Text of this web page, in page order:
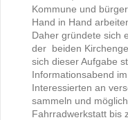
Kommune und
Hand in Hand
Daher gründete sich
der beiden
sich dieser Aufgabe
Informationsabend
Interessierten an
sammeln und
Fahrradwerkstatt bis